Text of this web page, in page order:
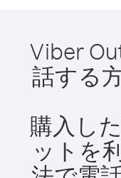
Viber
話する
購入し
ットを